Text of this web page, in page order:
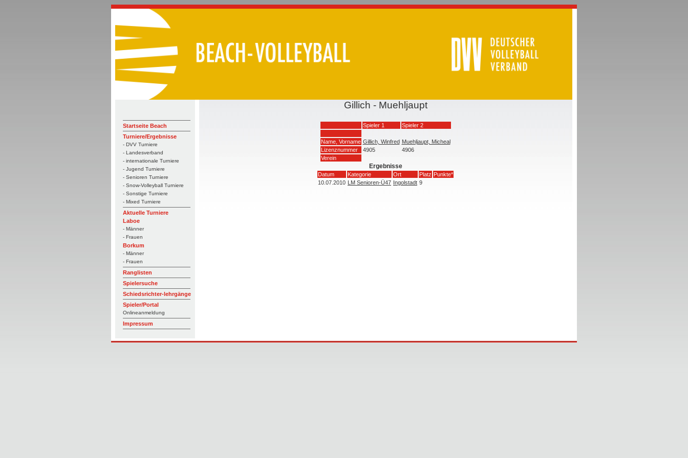
Startseite Beach
Turniere/Ergebnisse
- DVV Turniere
- Landesverband
- internationale Turniere
- Jugend Turniere
- Senioren Turniere
- Snow-Volleyball Turniere
- Sonstige Turniere
- Mixed Turniere
Aktuelle Turniere
Laboe
- Männer
- Frauen
Borkum
- Männer
- Frauen
Ranglisten
Spielersuche
Schiedsrichter-lehrgänge
Spieler/Portal
Onlineanmeldung
Impressum
Gillich - Muehljaupt
Spieler 1 Spieler 2
Name, Vorname Gillich, Winfred Muehljaupt, Micheal
Lizenznummer
4905
4906
Verein
Ergebnisse
Datum Kategorie Ort Platz Punkte*
10.07.2010 LM Senioren-Ü47 Ingolstadt 9